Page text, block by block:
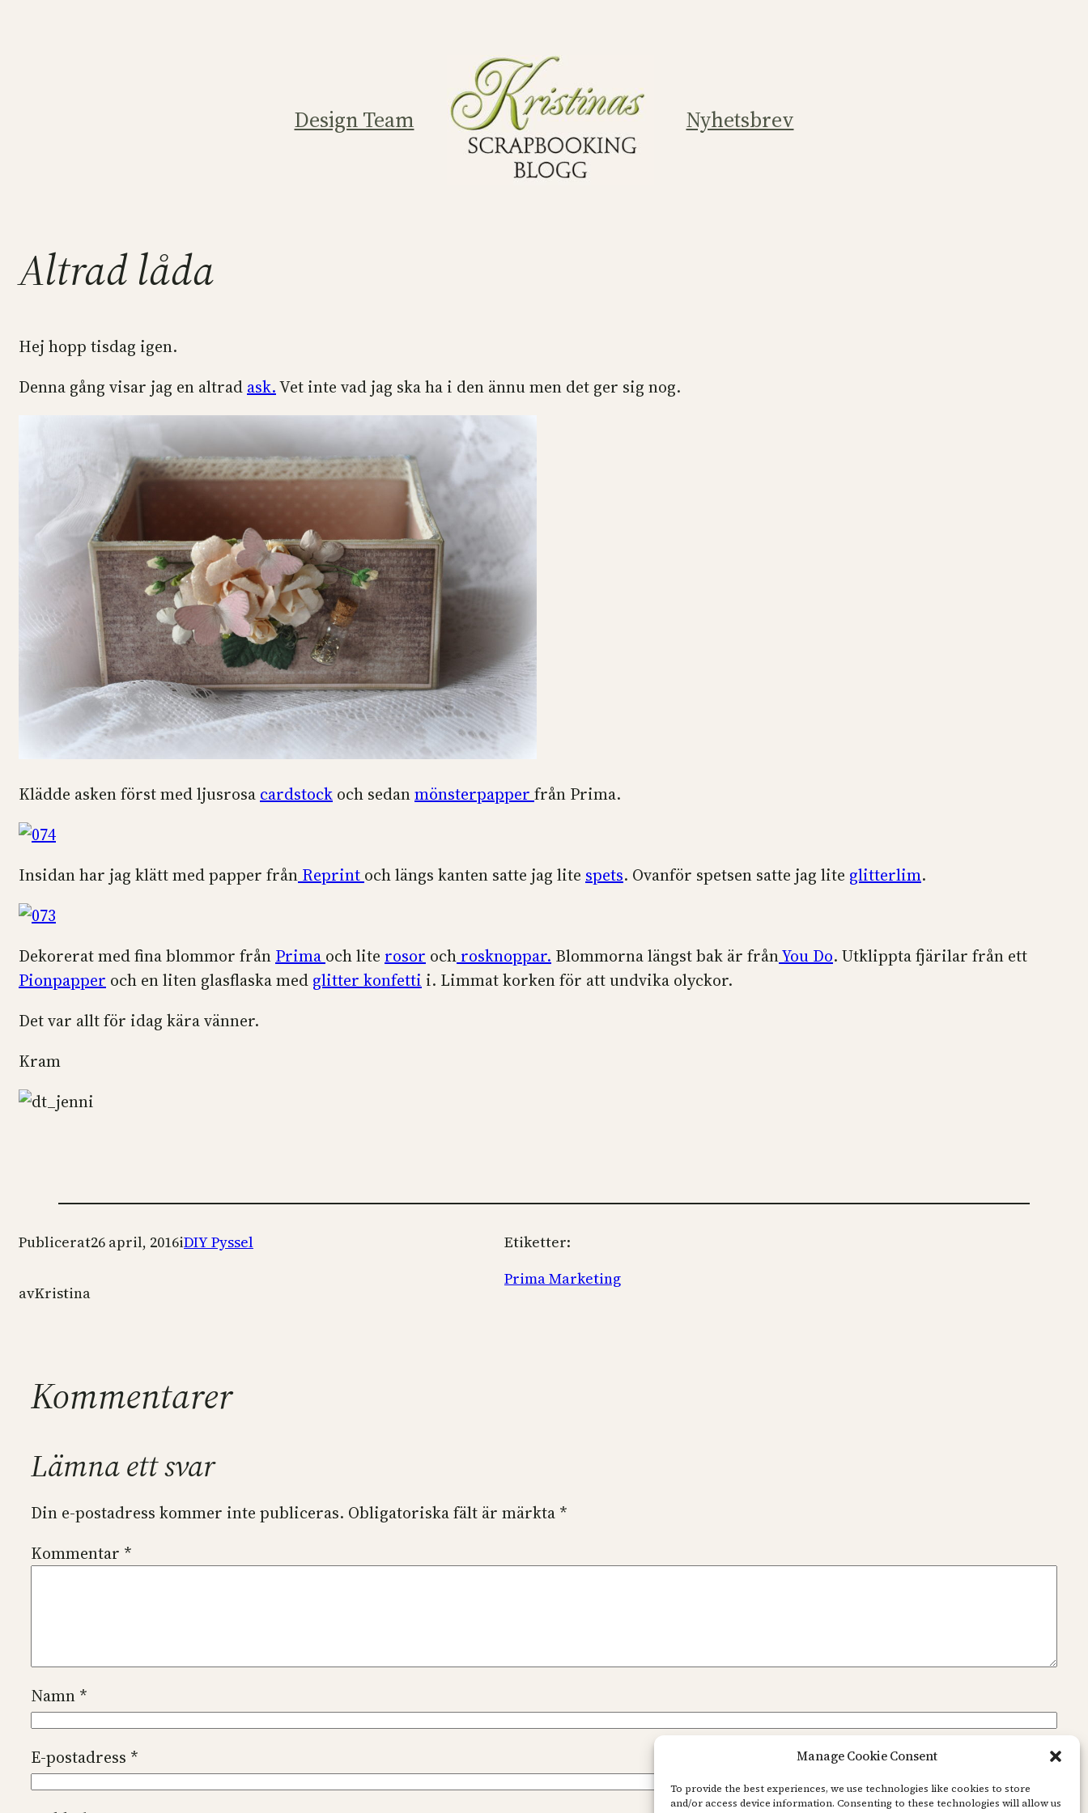
Manage Cookie Consent
To provide the best experiences, we use technologies like cookies to store
and/or access device information. Consenting to these technologies will allow us
Design Team Nyhetsbrev
Altrad låda
Hej hopp tisdag igen.
Denna gång visar jag en altrad ask.Vet inte vad jag ska ha i den ännu men det ger sig nog.
Klädde asken först med ljusrosa cardstock och sedanmönsterpapper från Prima.
Insidan har jag klätt med papper från Reprint och längs kanten satte jag lite spets. Ovanför spetsen satte jag lite glitterlim.
Dekorerat med fina blommor från Prima och lite rosor och rosknoppar. Blommorna längst bak är frånYou Do. Utklippta fjärilar från ett
Pionpapper och en liten glasflaska med glitter konfetti i. Limmat korken för att undvika olyckor.
Det var allt för idag kära vänner.
Kram
Publicerat26 april, 2016iDIY Pyssel
avKristina
Etiketter:
Prima Marketing
Kommentarer
Lämna ett svar
Din e-postadress kommer inte publiceras. Obligatoriska fält är märkta *
Kommentar *
Namn *
E-postadress *